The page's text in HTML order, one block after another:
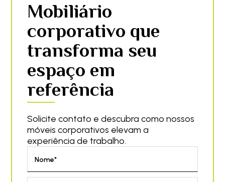
Mobiliário
corporativo que
transforma seu
espaço em
referência
Solicite contato e descubra como nossos
móveis corporativos elevam a
experiência de trabalho.
Nome*